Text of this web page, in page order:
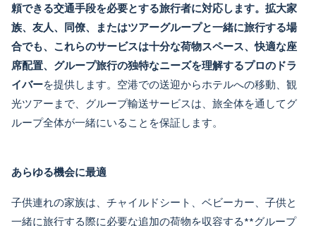
頼できる交通手段を必要とする旅行者に対応します。拡大家
族、友人、同僚、またはツアーグループと一緒に旅行する場
合でも、これらのサービスは十分な荷物スペース、快適な座
席配置、グループ旅行の独特なニーズを理解するプロのドラ
イバーを提供します。空港での送迎からホテルへの移動、観
光ツアーまで、グループ輸送サービスは、旅全体を通してグ
ループ全体が一緒にいることを保証します。
あらゆる機会に最適
子供連れの家族は、チャイルドシート、ベビーカー、子供と
一緒に旅行する際に必要な追加の荷物を収容する**グループ